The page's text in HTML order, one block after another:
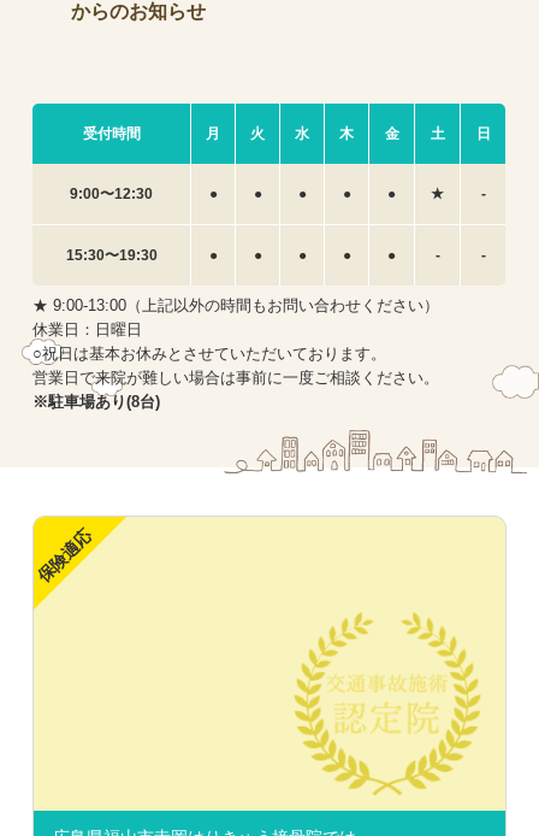
からのお知らせ
受付時間 月 火 水 木 金 土 日
9:00〜12:30 ● ● ● ● ● ★ -
15:30〜19:30 ● ● ● ● ● - -
★ 9:00-13:00（上記以外の時間もお問い合わせください）
休業日：日曜日
○祝日は基本お休みとさせていただいております。
営業日で来院が難しい場合は事前に一度ご相談ください。
※駐車場あり(8台)
保険適応